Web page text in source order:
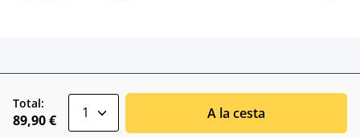
Total:
89,90 € A la cesta